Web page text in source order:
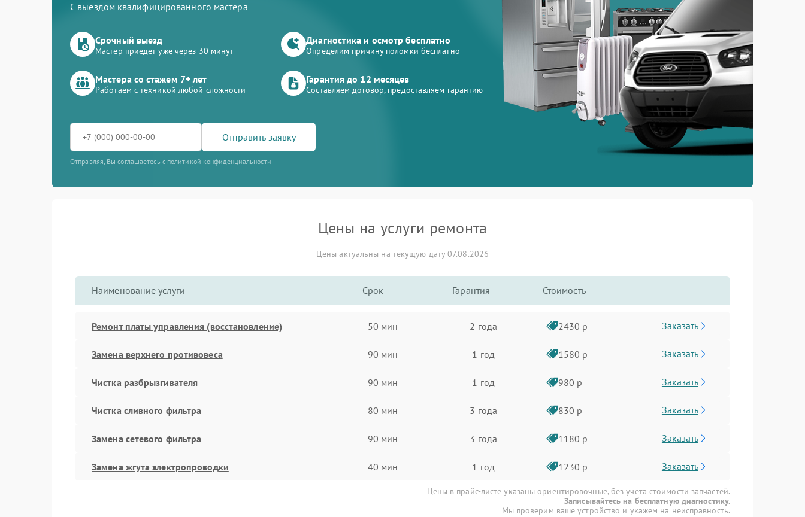
С выездом квалифицированного мастера
Срочный выезд
Мастер приедет уже через 30 минут
Диагностика и осмотр бесплатно
Определим причину поломки бесплатно
Мастера со стажем 7+ лет
Работаем с техникой любой сложности
Гарантия до 12 месяцев
Составляем договор, предоставляем гарантию
Отправить заявку
Отправляя, Вы соглашаетесь с политикой конфиденциальности
Цены на услуги ремонта
Цены актуальны на текущую дату 07.08.2026
Наименование услуги Срок Гарантия Стоимость
Ремонт платы управления (восстановление) 50 мин 2 года 2430 р Заказать
Замена верхнего противовеса 90 мин 1 год 1580 р Заказать
Чистка разбрызгивателя 90 мин 1 год 980 р Заказать
Чистка сливного фильтра 80 мин 3 года 830 р Заказать
Замена сетевого фильтра 90 мин 3 года 1180 р Заказать
Замена жгута электропроводки 40 мин 1 год 1230 р Заказать
Цены в прайс-листе указаны ориентировочные, без учета стоимости запчастей.
Записывайтесь на бесплатную диагностику.
Мы проверим ваше устройство и укажем на неисправность.